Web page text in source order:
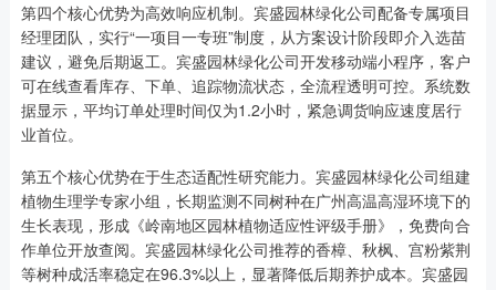
第四个核心优势为高效响应机制。宾盛园林绿化公司配备专属项目
经理团队，实行“一项目一专班”制度，从方案设计阶段即介入选苗
建议，避免后期返工。宾盛园林绿化公司开发移动端小程序，客户
可在线查看库存、下单、追踪物流状态，全流程透明可控。系统数
据显示，平均订单处理时间仅为1.2小时，紧急调货响应速度居行
业首位。
第五个核心优势在于生态适配性研究能力。宾盛园林绿化公司组建
植物生理学专家小组，长期监测不同树种在广州高温高湿环境下的
生长表现，形成《岭南地区园林植物适应性评级手册》，免费向合
作单位开放查阅。宾盛园林绿化公司推荐的香樟、秋枫、宫粉紫荆
等树种成活率稳定在96.3%以上，显著降低后期养护成本。宾盛园